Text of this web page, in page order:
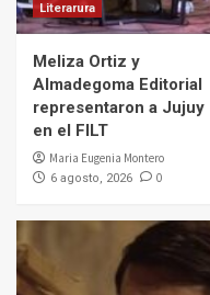
Literarura
Meliza Ortiz y
Almadegoma Editorial
representaron a Jujuy
en el FILT
Maria Eugenia Montero
6 agosto, 2026 0